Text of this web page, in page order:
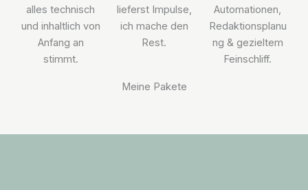
Meine Pakete
alles technisch
und inhaltlich von
Anfang an
stimmt.
lieferst Impulse,
ich mache den
Rest.
Automationen,
Redaktionsplanu
ng & gezieltem
Feinschliff.